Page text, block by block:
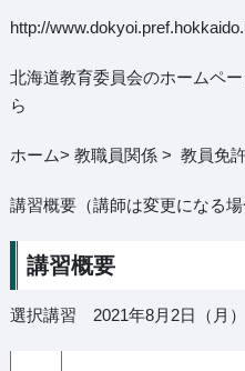
http://
北海道教育委員会のホームペ
ら
ホーム> 教職員関係 > 教員免
講習概要（講師は変更になる場
講習概要
選択講習 2021年8月2日（